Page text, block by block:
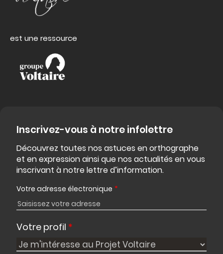
est une ressource
Inscrivez-vous à notre infolettre
Découvrez toutes nos astuces en orthographe
et en expression ainsi que nos actualités en vous
inscrivant à notre lettre d’information.
Votre adresse électronique *
Votre profil *